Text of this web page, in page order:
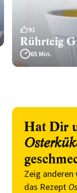
91
Rührteig
65 Min.
Hat Dir
Zeig
das Rezept